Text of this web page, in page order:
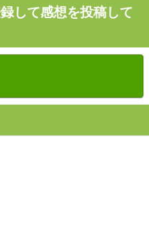
して感想を投稿して